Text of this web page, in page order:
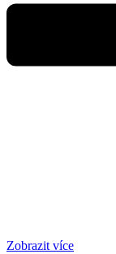
Zobrazit více